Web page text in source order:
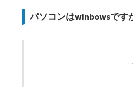
パソコンはwinbowsです